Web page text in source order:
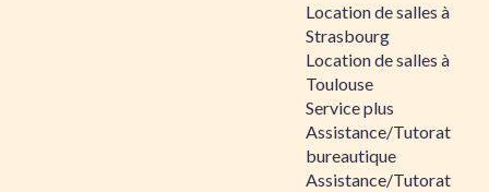
Location de salles à
Strasbourg
Location de salles à
Toulouse
Service plus
Assistance/Tutorat
bureautique
Assistance/Tutorat